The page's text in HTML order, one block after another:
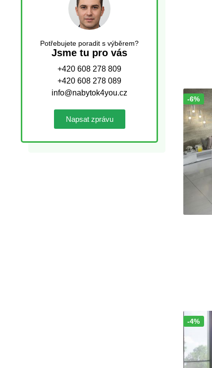
Sleva!
-6%
Sleva!
-4%
Potřebujete poradit s výběrem?
Jsme tu pro vás
+420 608 278 809
+420 608 278 089
info@nabytok4you.cz
Napsat zprávu